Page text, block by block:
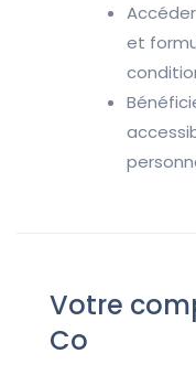
et
Votre
Co